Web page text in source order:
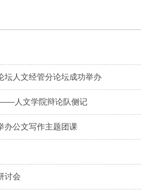
坛人文经管分论坛成功举办
人文学院辩论队侧记
办公文写作主题团课
讨会